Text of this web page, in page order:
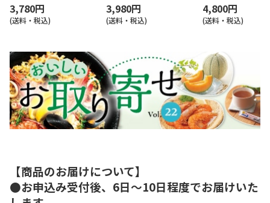
3,780円
(送料・税込)
3,980円
(送料・税込)
4,800円
(送料・税込)
【商品のお届けについて】
●お申込み受付後、6日～10日程度でお届けいた